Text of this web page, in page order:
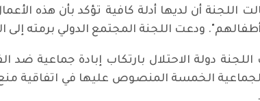
اللجنة أن لديها أدلة كافية تؤكد بأن هذه
ودعت اللجنة المجتمع الدولي برمته إلى
اللجنة دولة الاحتلال بارتكاب إبادة جماعية